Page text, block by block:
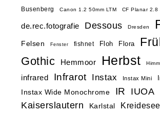
Busenberg Canon 1.2 50mm LTM CF Planar 2.8
de.rec.fotografie Dessous Dresden
Felsen Fenster fishnet Floh Flora
Gothic Hemmoor Herbst
infrared Infrarot Instax Instax Mini
Instax Wide Monochrome
IR
IUOA
Kaiserslautern
Karlstal Kreidesee